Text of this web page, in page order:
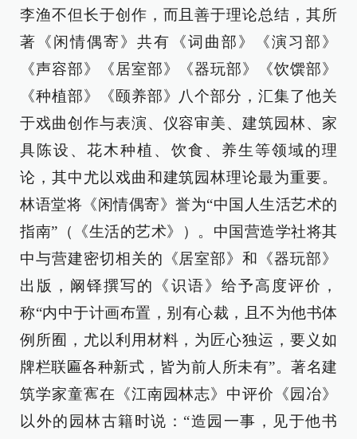
李渔不但长于创作，而且善于理论总结，其所
著《闲情偶寄》共有《词曲部》《演习部》
《声容部》《居室部》《器玩部》《饮馔部》
《种植部》《颐养部》八个部分，汇集了他关
于戏曲创作与表演、仪容审美、建筑园林、家
具陈设、花木种植、饮食、养生等领域的理
论，其中尤以戏曲和建筑园林理论最为重要。
林语堂将《闲情偶寄》誉为“中国人生活艺术的
指南”（《生活的艺术》）。中国营造学社将其
中与营建密切相关的《居室部》和《器玩部》
出版，阚铎撰写的《识语》给予高度评价，
称“内中于计画布置，别有心裁，且不为他书体
例所囿，尤以利用材料，为匠心独运，要义如
牌栏联匾各种新式，皆为前人所未有”。著名建
筑学家童寯在《江南园林志》中评价《园冶》
以外的园林古籍时说：“造园一事，见于他书